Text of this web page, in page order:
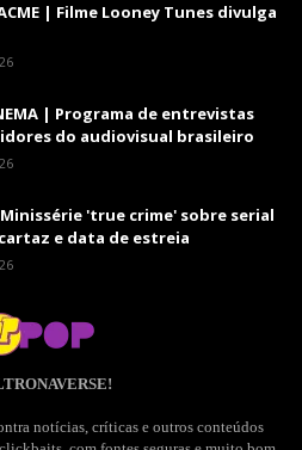
ACME | Filme Looney Tunes divulga
| Programa de entrevistas
do audiovisual brasileiro
Minissérie 'true crime' sobre serial
e data de estreia
notícias, críticas e outros conteúdos